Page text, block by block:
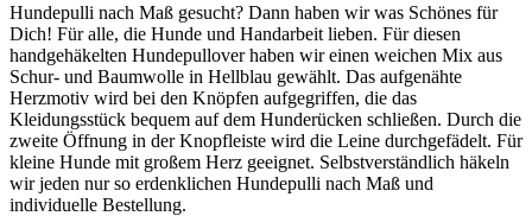
Hundepulli nach Maß gesucht? Dann haben wir was Schönes für
Dich! Für alle, die Hunde und Handarbeit lieben. Für diesen
handgehäkelten Hundepullover haben wir einen weichen Mix aus
Schur- und Baumwolle in Hellblau gewählt. Das aufgenähte
Herzmotiv wird bei den Knöpfen aufgegriffen, die das
Kleidungsstück bequem auf dem Hunderücken schließen. Durch die
zweite Öffnung in der Knopfleiste wird die Leine durchgefädelt. Für
kleine Hunde mit großem Herz geeignet. Selbstverständlich häkeln
wir jeden nur so erdenklichen Hundepulli nach Maß und
individuelle Bestellung.